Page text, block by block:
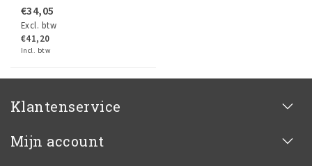
€34,05
Excl. btw
€41,20
Incl. btw
Klantenservice
Mijn account